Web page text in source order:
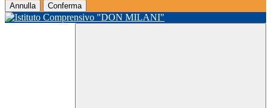
Annulla Conferma